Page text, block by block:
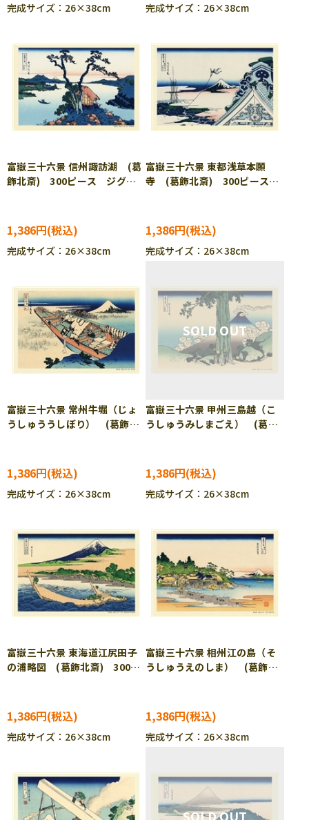
完成サイズ：26×38cm 完成サイズ：26×38cm
富嶽三十六景 信州諏訪湖 (葛
飾北斎) 300ピース ジグソ
1,386円
完成サイズ：26×38cm
富嶽三十六景 東都浅草本願
寺 (葛飾北斎) 300ピース
1,386円
完成サイズ：26×38cm
富嶽三十六景 常州牛堀（じょ
うしゅううしぼり） (葛飾北
1,386円
完成サイズ：26×38cm
富嶽三十六景 甲州三島越（こ
うしゅうみしまごえ） (葛飾
1,386円
完成サイズ：26×38cm
富嶽三十六景 東海道江尻田子
の浦略図 (葛飾北斎) 300ピ
1,386円
完成サイズ：26×38cm
富嶽三十六景 相州江の島（そ
うしゅうえのしま） (葛飾北
1,386円
完成サイズ：26×38cm